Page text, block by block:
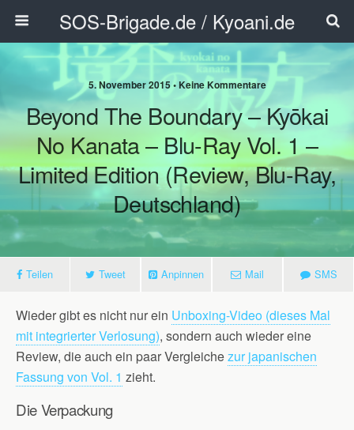
SOS-Brigade.de / Kyoani.de
5. November 2015 • Keine Kommentare
Beyond The Boundary – Kyōkai
No Kanata – Blu-Ray Vol. 1 –
Limited Edition (Review, Blu-Ray,
Deutschland)
Teilen Tweet Anpinnen Mail SMS
Wieder gibt es nicht nur ein Unboxing-Video (dieses Mal
mit integrierter Verlosung), sondern auch wieder eine
Review, die auch ein paar Vergleichezur japanischen
Fassung von Vol. 1 zieht.
Die Verpackung